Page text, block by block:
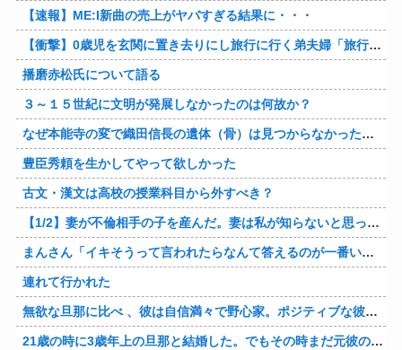
【速報】ME:I新曲の売上がヤバすぎる結果に・・・
【衝撃】0歳児を玄関に置き去りにし旅行に行く弟夫婦「旅行中、1ヶ月世話しろw」18年後に返せと言われ「お前らの子供、捨てたよ?」「は!?」
播磨赤松氏について語る
３～１５世紀に文明が発展しなかったのは何故か？
なぜ本能寺の変で織田信長の遺体（骨）は見つからなかったのか
豊臣秀頼を生かしてやって欲しかった
古文・漢文は高校の授業科目から外すべき？
【1/2】妻が不倫相手の子を産んだ。妻は私が知らないと思っている。遠方のため会うのは年に数回程度だが、今も不倫相手とは切れていない。そしてまもなく妻は不倫相手に会いに行く…
まんさん「イキそうって言われたらなんて答えるのが一番いい？」
連れて行かれた
無欲な旦那に比べ 、彼は自信満々で野心家。ポジティブな彼に惹かれバイト後や休みの日に会うようになり、男女の関係になるまで時間はいらなかった… だが彼はただのバカだったｗ
21歳の時に3歳年上の旦那と結婚した。でもその時まだ元彼のこと忘れられなくて、元彼の再アタックに負けて浮気しちゃって… でも結局ばれて旦那の辛そうな姿見て初めて後悔した…